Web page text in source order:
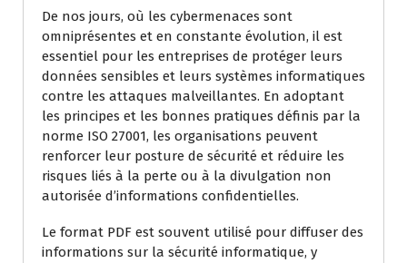
De nos jours, où les cybermenaces sont
omniprésentes et en constante évolution, il est
essentiel pour les entreprises de protéger leurs
données sensibles et leurs systèmes informatiques
contre les attaques malveillantes. En adoptant
les principes et les bonnes pratiques définis par la
norme ISO 27001, les organisations peuvent
renforcer leur posture de sécurité et réduire les
risques liés à la perte ou à la divulgation non
autorisée d’informations confidentielles.
Le format PDF est souvent utilisé pour diffuser des
informations sur la sécurité informatique, y